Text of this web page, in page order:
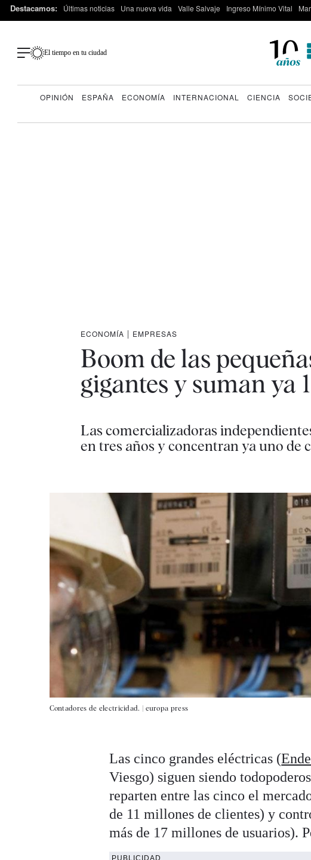
Destacamos: Últimas noticias Una nueva vida Valle Salvaje Ingreso Mínimo Vital
El tiempo en tu ciudad
OPINIÓN ESPAÑA ECONOMÍA INTERNACIONAL CIENCIA
ECONOMÍA | EMPRESAS
Boom de las
gigantes y suman ya
Las comercializadoras
en tres años y concentran ya uno de
Contadores de electricidad. | europa press
Las cinco grandes eléctricas (
Viesgo) siguen siendo
reparten entre las cinco el
de 11 millones de clientes) y
más de 17 millones de usuarios).
PUBLICIDAD